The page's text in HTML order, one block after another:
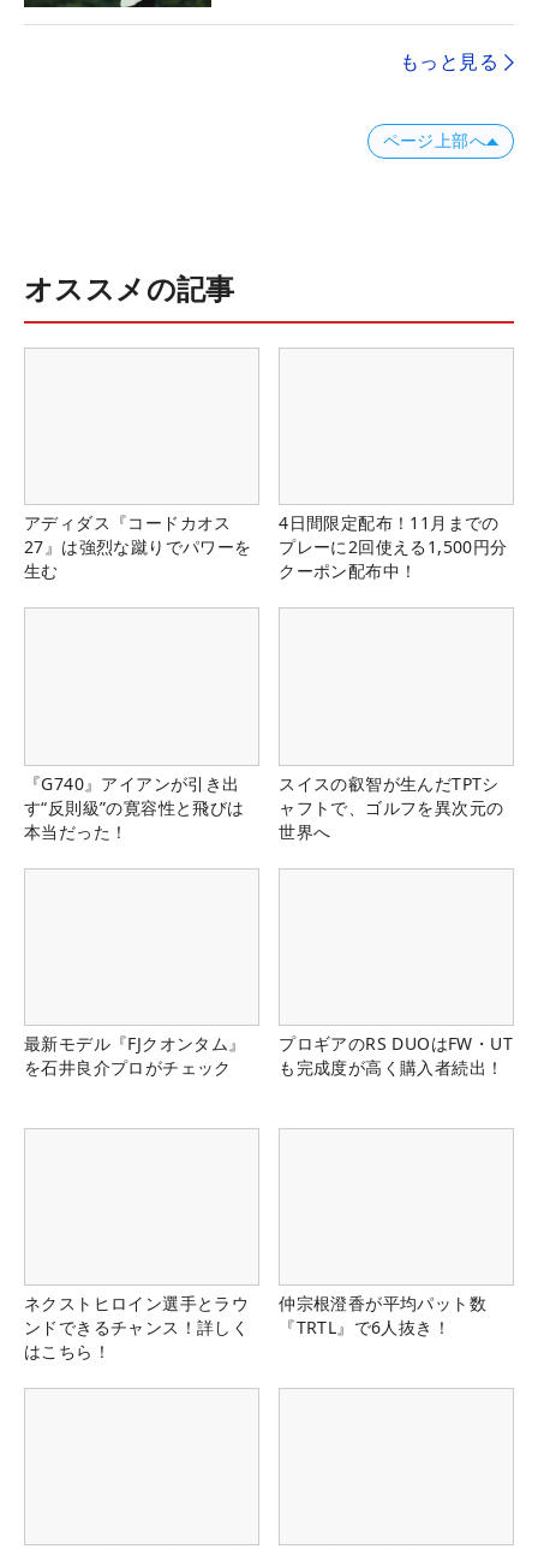
もっと見る
ページ上部へ
オススメの記事
アディダス『コードカオス
27』は強烈な蹴りでパワーを
生む
4日間限定配布！11月までの
プレーに2回使える1,500円分
クーポン配布中！
『G740』アイアンが引き出
す“反則級”の寛容性と飛びは
本当だった！
スイスの叡智が生んだTPTシ
ャフトで、ゴルフを異次元の
世界へ
最新モデル『FJクオンタム』
を石井良介プロがチェック
プロギアのRS DUOはFW・UT
も完成度が高く購入者続出！
ネクストヒロイン選手とラウ
ンドできるチャンス！詳しく
はこちら！
仲宗根澄香が平均パット数
『TRTL』で6人抜き！